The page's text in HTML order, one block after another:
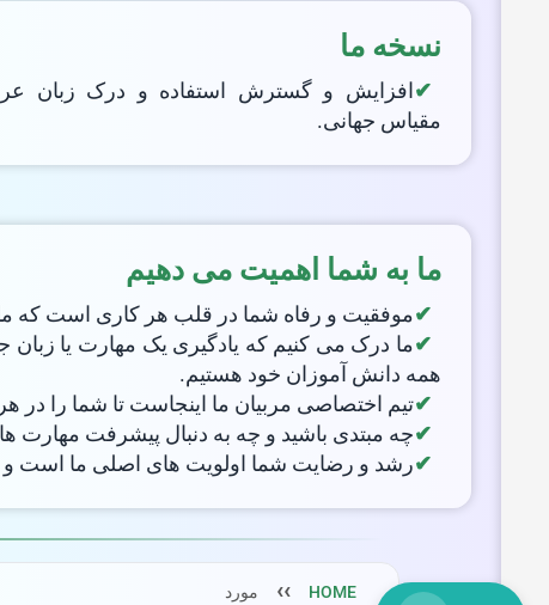
نسخه ما
افزایش و گسترش استفاده و درک زبان
مقیاس جهانی.
ما به شما اهمیت می دهیم
موفقیت و رفاه شما در قلب هر کاری است که
ما درک می کنیم که یادگیری یک مهارت یا
همه دانش آموزان خود هستیم.
تیم اختصاصی مربیان ما اینجاست تا شما را در
چه مبتدی باشید و چه به دنبال پیشرفت مهارت
رشد و رضایت شما اولویت های اصلی ما است و
HOME مورد
LIVE CHAT
We Reply immediately